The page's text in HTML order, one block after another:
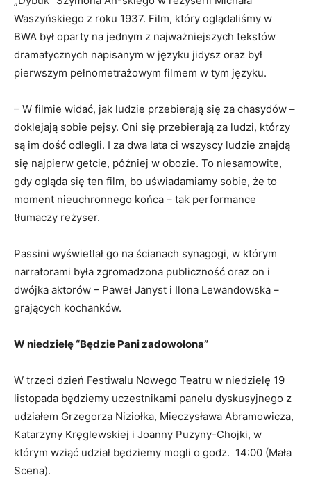
Waszyńskiego z roku 1937. Film, który oglądaliśmy w
BWA był oparty na jednym z najważniejszych tekstów
dramatycznych napisanym w języku jidysz oraz był
pierwszym pełnometrażowym filmem w tym języku.
– W filmie widać, jak ludzie przebierają się za chasydów –
doklejają sobie pejsy. Oni się przebierają za ludzi, którzy
są im dość odlegli. I za dwa lata ci wszyscy ludzie znajdą
się najpierw getcie, później w obozie. To niesamowite,
gdy ogląda się ten film, bo uświadamiamy sobie, że to
moment nieuchronnego końca – tak performance
tłumaczy reżyser.
Passini wyświetlał go na ścianach synagogi, w którym
narratorami była zgromadzona publiczność oraz on i
dwójka aktorów – Paweł Janyst i Ilona Lewandowska –
grających kochanków.
W niedzielę “Będzie Pani zadowolona”
W trzeci dzień Festiwalu Nowego Teatru w niedzielę 19
listopada będziemy uczestnikami panelu dyskusyjnego z
udziałem Grzegorza Niziołka, Mieczysława Abramowicza,
Katarzyny Kręglewskiej i Joanny Puzyny-Chojki, w
którym wziąć udział będziemy mogli o godz. 14:00 (Mała
Scena).